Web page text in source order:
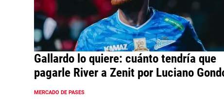
Gallardo lo quiere: cuánto tendría que
pagarle River a Zenit por Luciano
MERCADO DE PASES